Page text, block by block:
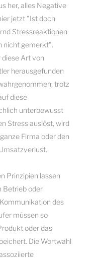
her, alles Negative
jetzt "Ist doch
Stressreaktionen
nicht gemerkt".
Art von
herausgefunden
trotz
diese
unterbewusst
Stress auslöst, wird
Firma oder den
Prinzipien lassen
Betrieb oder
des
müssen so
oder das
Die Wortwahl